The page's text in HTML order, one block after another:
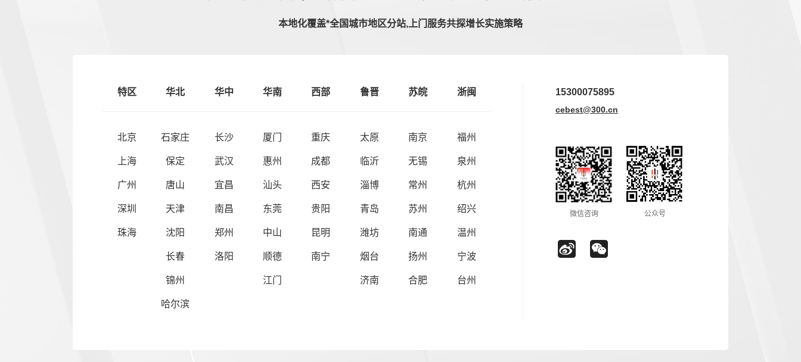
本地化覆盖*全国城市地区分站,上门服务共探增长实施策略
特区
北京
上海
广州
深圳
珠海
华北
石家庄
保定
唐山
天津
沈阳
长春
锦州
哈尔滨
华中
长沙
武汉
宜昌
南昌
郑州
洛阳
华南
厦门
惠州
汕头
东莞
中山
顺德
江门
西部
重庆
成都
西安
贵阳
昆明
南宁
鲁晋
太原
临沂
淄博
青岛
潍坊
烟台
济南
苏皖
南京
无锡
常州
苏州
南通
扬州
合肥
浙闽
福州
泉州
杭州
绍兴
温州
宁波
台州
15300075895
cebest@300.cn
微信咨询 公众号